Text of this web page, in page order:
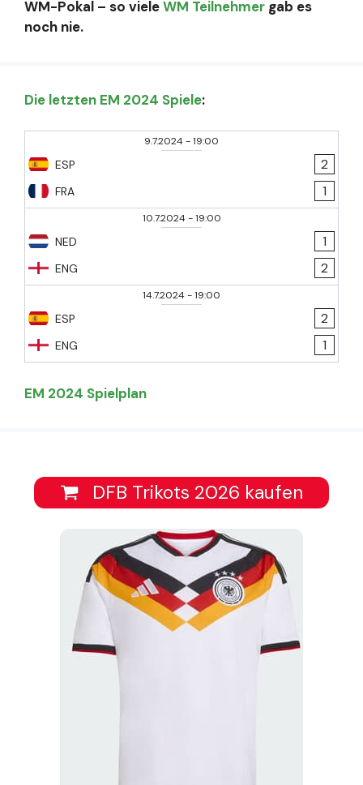
WM-Pokal – so vieleWM Teilnehmer gab es
noch nie.
Die letzten EM 2024 Spiele:
9.7.2024-19:00
ESP
FRA
2
1
10.7.2024-19:00
NED
ENG
1
2
14.7.2024-19:00
ESP
ENG
2
1
EM 2024 Spielplan
DFB Trikots 2026 kaufen